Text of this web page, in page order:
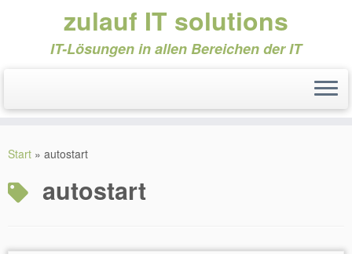
Inhalt
zulauf IT solutions
IT-Lösungen in allen Bereichen der IT
Start » autostart
autostart